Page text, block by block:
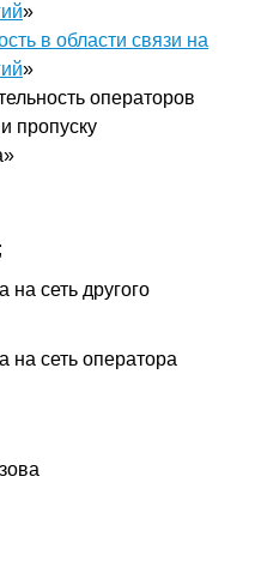
»
в области связи на
»
операторов
пропуску
сеть другого
сеть оператора